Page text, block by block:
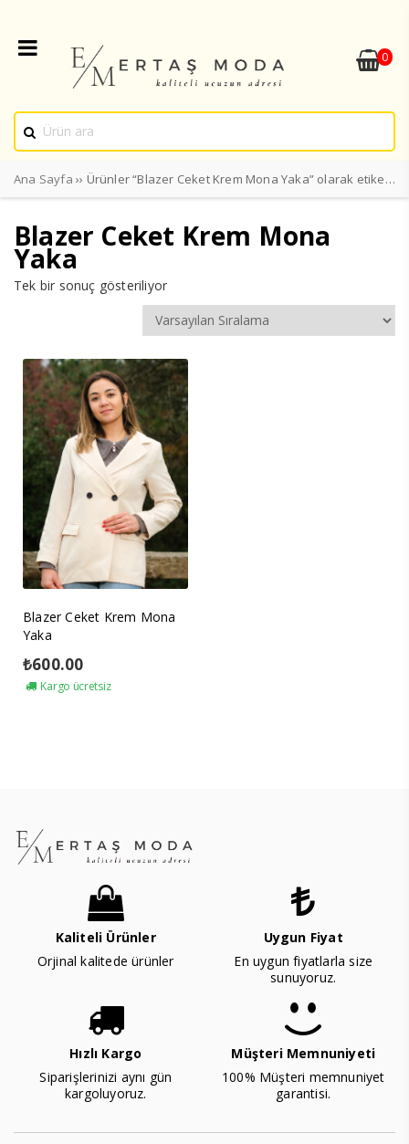
0
Ana Sayfa ›› Ürünler “Blazer Ceket Krem Mona Yaka” olarak etiketlendi
Blazer Ceket Krem Mona
Yaka
Tek bir sonuç gösteriliyor
Blazer Ceket Krem Mona
Yaka
₺600.00
Kargo ücretsiz
Kaliteli Ürünler
Orjinal kalitede ürünler
Uygun Fiyat
En uygun fiyatlarla size
sunuyoruz.
Hızlı Kargo
Siparişlerinizi aynı gün
kargoluyoruz.
Müşteri Memnuniyeti
100% Müşteri memnuniyet
garantisi.